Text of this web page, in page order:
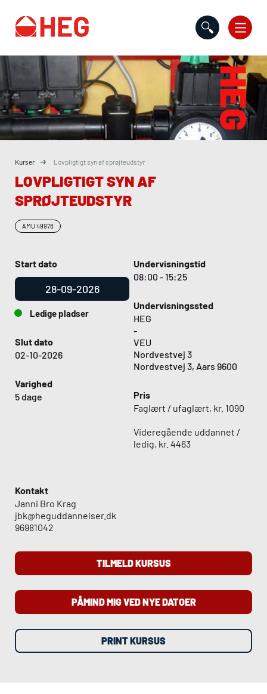
Kurser Lovpligtigt syn af sprøjteudstyr
LOVPLIGTIGT SYN AF
SPRØJTEUDSTYR
AMU49978
Start dato
28-09-2026
Ledige pladser
Slut dato
02-10-2026
Varighed
5 dage
Undervisningstid
08:00 - 15:25
Undervisningssted
HEG
-
VEU
Nordvestvej 3
Nordvestvej 3, Aars 9600
Pris
Faglært / ufaglært, kr. 1090
Videregående uddannet /
ledig, kr. 4463
TILMELD KURSUS
PÅMIND MIG VED NYE DATOER
PRINT KURSUS
Kontakt
Janni Bro Krag
jbk@heguddannelser.dk
96981042